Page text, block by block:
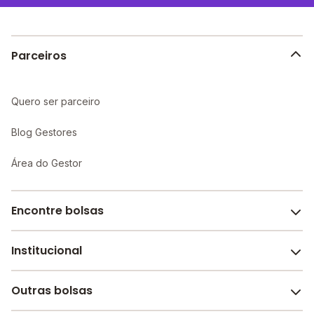
Parceiros
Quero ser parceiro
Blog Gestores
Área do Gestor
Encontre bolsas
Melhores escolas de São Paulo
Escolas por cidade e bairro
Institucional
Sobre o Melhor Escola
Outras bolsas